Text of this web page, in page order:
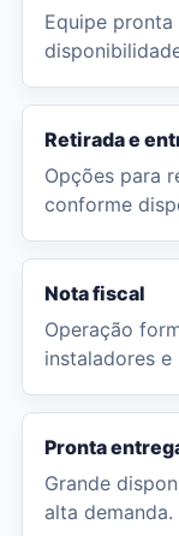
Equipe
Retirada e
Opções para
conforme
Nota fiscal
Operação
instaladores e
Pronta
Grande
alta demanda.